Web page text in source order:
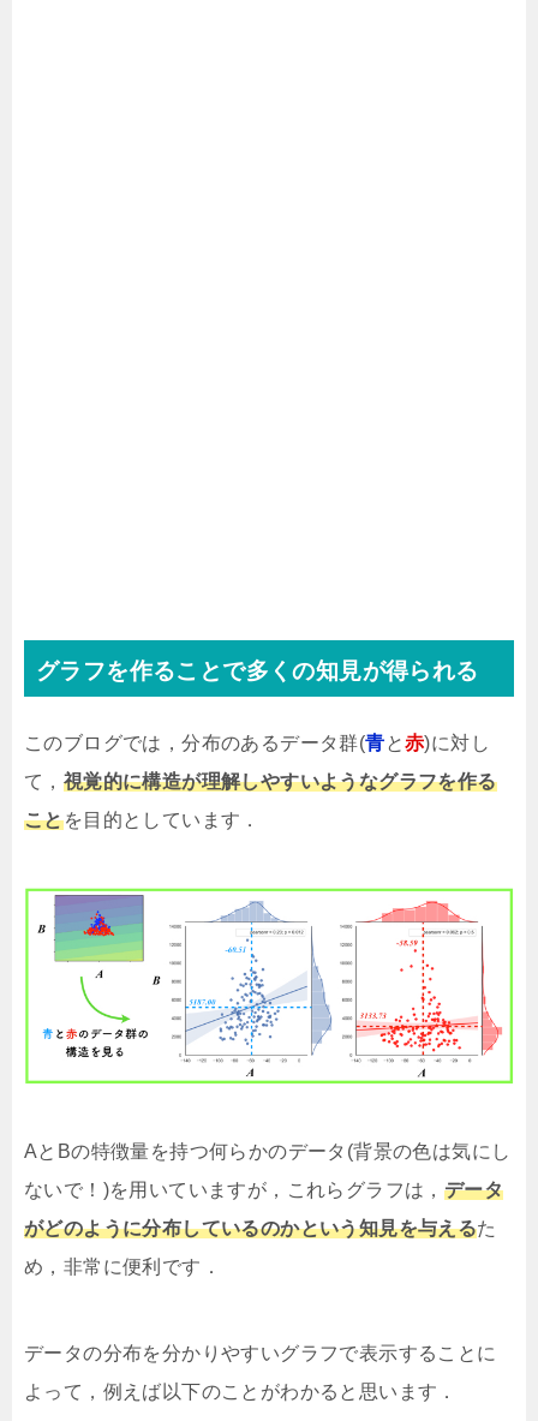
グラフを作ることで多くの知見が得られる
このブログでは，分布のあるデータ群(青と赤)に対し
て， 視覚的に構造が理解しやすいようなグラフを作る
ことを目的としています．
AとBの特徴量を持つ何らかのデータ(背景の色は気にし
ないで！)を用いていますが，これらグラフは， データ
がどのように分布しているのかという知見を与えるた
め，非常に便利です．
データの分布を分かりやすいグラフで表示することに
よって，例えば以下のことがわかると思います．